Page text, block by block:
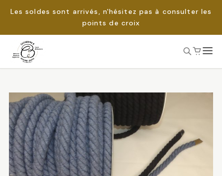
Les soldes sont arrivés, n'hésitez pas à consulter les
points de croix
Passer